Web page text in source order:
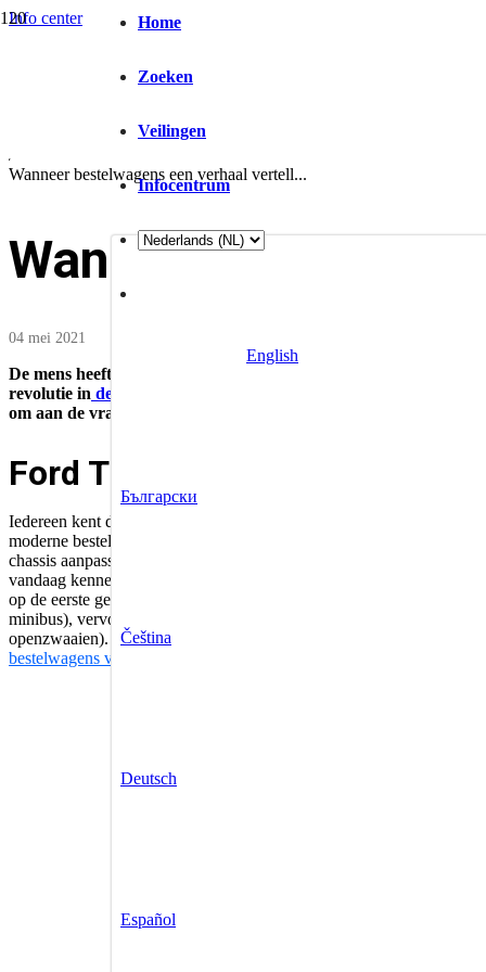
English
Български
Čeština
Deutsch
Español
Home
Zoeken
Veilingen
Infocentrum
Info center
/
Wanneer bestelwagens een verhaal vertell...
Wanneer
04 mei 2021
De mens heeft altijd effectieve methoden nodig gehad om
revolutie in de wereld van bestelwagens
. We hebben de
om aan de vraag van gebruikers te voldoen. Hier vindt u de
Ford Transit: het begon
Iedereen kent de Ford T: het is een icoon dat een wereldwijd
moderne bestelwagen- en pickup-assortiment waartoe nu ook de
chassis aanpassen met een laadbak die elk type goederen kon
vandaag kennen, verscheen voor het eerst in 1961, toen de Ford
op de eerste generatie Ford Transit. Vanaf het begin was het
minibus), vervolgens de versies met dieplader en chassis cabine, en
openzwaaien). Vijf generaties later is
de Ford Transit nog steeds de
bestelwagens van de fabrikant: Transit Courier, Transit Connect,